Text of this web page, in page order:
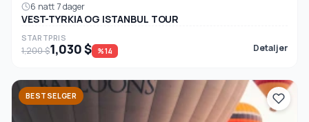
6 natt 7 dager
VEST-TYRKIA OG ISTANBUL TOUR
STARTPRIS
1,200 $1,030 $ %14 Detaljer
BESTSELGER